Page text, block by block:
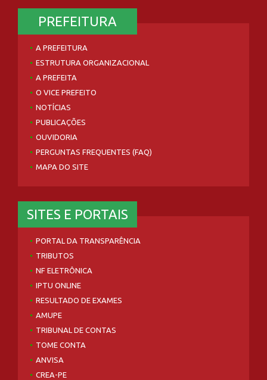
PREFEITURA
A PREFEITURA
ESTRUTURA ORGANIZACIONAL
A PREFEITA
O VICE PREFEITO
NOTÍCIAS
PUBLICAÇÕES
OUVIDORIA
PERGUNTAS FREQUENTES (FAQ)
MAPA DO SITE
SITES E PORTAIS
PORTAL DA TRANSPARÊNCIA
TRIBUTOS
NF ELETRÔNICA
IPTU ONLINE
RESULTADO DE EXAMES
AMUPE
TRIBUNAL DE CONTAS
TOME CONTA
ANVISA
CREA-PE